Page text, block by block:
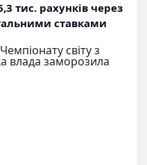
тис. рахунків через
ставками
світу з
влада заморозила